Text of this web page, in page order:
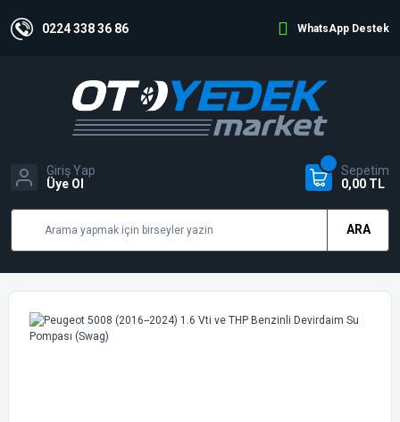
0224 338 36 86 WhatsApp Destek
ARA
Giriş Yap
Üye Ol
Sepetim
0,00 TL